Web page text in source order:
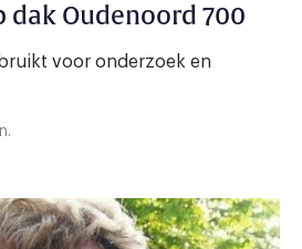
Oudenoord 700
voor onderzoek en